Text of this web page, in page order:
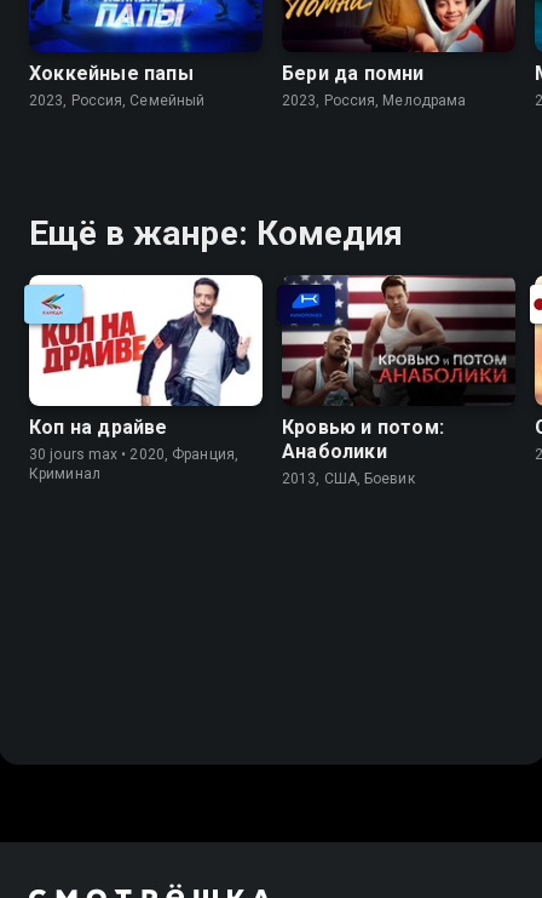
Хоккейные папы
2023, Россия, Cемейный
Бери да помни
2023, Россия, Мелодрама
Ещё в жанре: Комедия
Коп на драйве
30 jours max • 2020, Франция,
Криминал
Кровью и потом:
Анаболики
2013, США, Боевик